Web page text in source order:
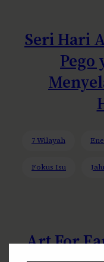
Seri Hari
Pego
7 Wilayah
Fokus Isu
Art For